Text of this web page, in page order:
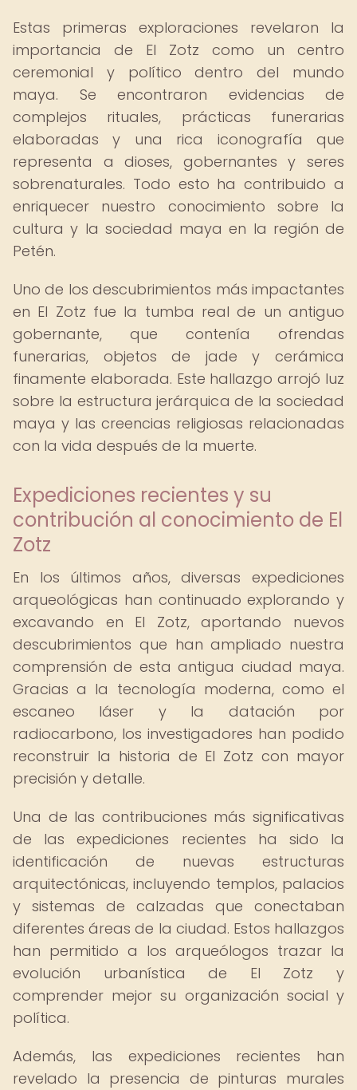
Estas primeras exploraciones revelaron la
importancia de El Zotz como un centro
ceremonial y político dentro del mundo
maya. Se encontraron evidencias de
complejos rituales, prácticas funerarias
elaboradas y una rica iconografía que
representa a dioses, gobernantes y seres
sobrenaturales. Todo esto ha contribuido a
enriquecer nuestro conocimiento sobre la
cultura y la sociedad maya en la región de
Petén.
Uno de los descubrimientos más impactantes
en El Zotz fue la tumba real de un antiguo
gobernante, que contenía ofrendas
funerarias, objetos de jade y cerámica
finamente elaborada. Este hallazgo arrojó luz
sobre la estructura jerárquica de la sociedad
maya y las creencias religiosas relacionadas
con la vida después de la muerte.
Expediciones recientes y su
contribución al conocimiento de El
Zotz
En los últimos años, diversas expediciones
arqueológicas han continuado explorando y
excavando en El Zotz, aportando nuevos
descubrimientos que han ampliado nuestra
comprensión de esta antigua ciudad maya.
Gracias a la tecnología moderna, como el
escaneo láser y la datación por
radiocarbono, los investigadores han podido
reconstruir la historia de El Zotz con mayor
precisión y detalle.
Una de las contribuciones más significativas
de las expediciones recientes ha sido la
identificación de nuevas estructuras
arquitectónicas, incluyendo templos, palacios
y sistemas de calzadas que conectaban
diferentes áreas de la ciudad. Estos hallazgos
han permitido a los arqueólogos trazar la
evolución urbanística de El Zotz y
comprender mejor su organización social y
política.
Además, las expediciones recientes han
revelado la presencia de pinturas murales